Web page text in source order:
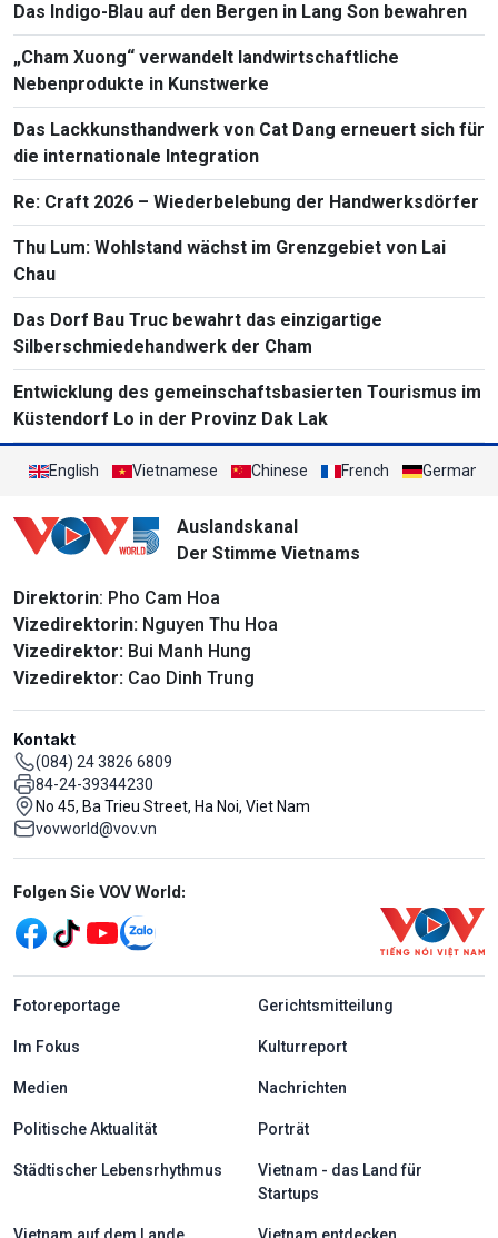
Das Indigo-Blau auf den Bergen in Lang Son bewahren
„Cham Xuong“ verwandelt landwirtschaftliche
Nebenprodukte in Kunstwerke
Das Lackkunsthandwerk von Cat Dang erneuert sich für
die internationale Integration
Re: Craft 2026 – Wiederbelebung der Handwerksdörfer
Thu Lum: Wohlstand wächst im Grenzgebiet von Lai
Chau
Das Dorf Bau Truc bewahrt das einzigartige
Silberschmiedehandwerk der Cham
Entwicklung des gemeinschaftsbasierten Tourismus im
Küstendorf Lo in der Provinz Dak Lak
English Vietnamese Chinese French German
Auslandskanal
Der Stimme Vietnams
Direktorin: Pho Cam Hoa
Vizedirektorin: Nguyen Thu Hoa
Vizedirektor: Bui Manh Hung
Vizedirektor: Cao Dinh Trung
Kontakt
(084) 24 3826 6809
84-24-39344230
No 45, Ba Trieu Street, Ha Noi, Viet Nam
vovworld@vov.vn
Mạng xã hội
Folgen Sie VOV World:
menu footer tiếng Đức
Fotoreportage Gerichtsmitteilung
Im Fokus Kulturreport
Medien Nachrichten
Politische Aktualität Porträt
Städtischer Lebensrhythmus
Vietnam - das Land für
Startups